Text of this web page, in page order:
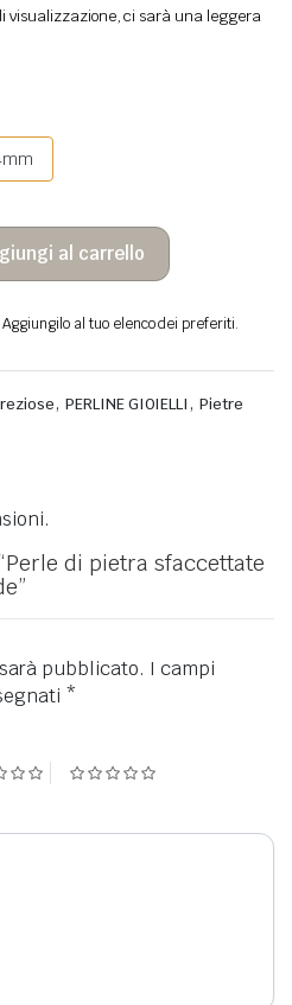
visualizzazione, ci sarà una leggera
al carrello
al tuo elenco dei preferiti.
, PERLINE GIOIELLI ,Pietre
di pietra sfaccettate
pubblicato. I campi
*